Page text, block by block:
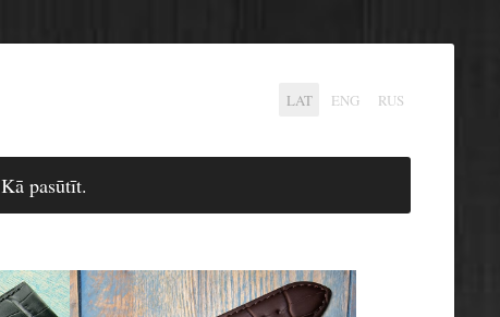
LAT ENG RUS
Kā pasūtīt.